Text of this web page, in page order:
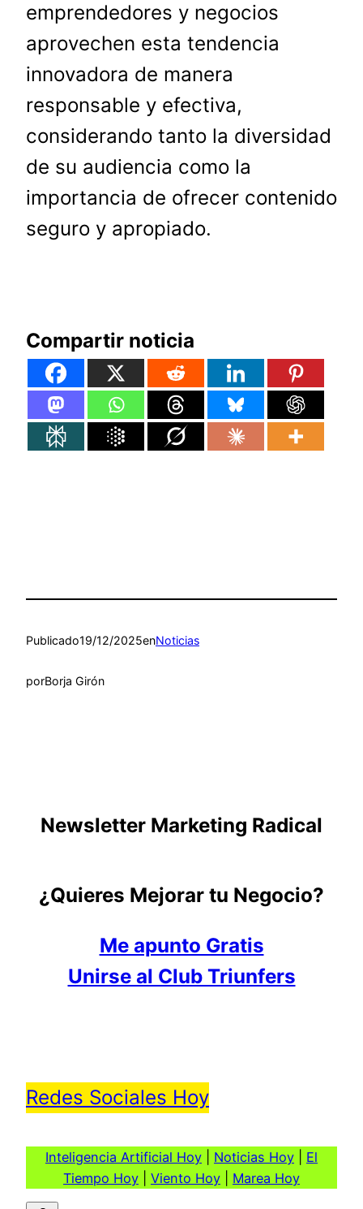
emprendedores y negocios
aprovechen esta tendencia
innovadora de manera
responsable y efectiva,
considerando tanto la diversidad
de su audiencia como la
importancia de ofrecer contenido
seguro y apropiado.
Compartir noticia
Publicado19/12/2025enNoticias
porBorja Girón
Newsletter Marketing Radical
¿Quieres Mejorar tu Negocio?
Me apunto Gratis
Unirse al Club Triunfers
Redes Sociales Hoy
Inteligencia Artificial Hoy Noticias Hoy
El
Tiempo Hoy
Viento Hoy Marea Hoy